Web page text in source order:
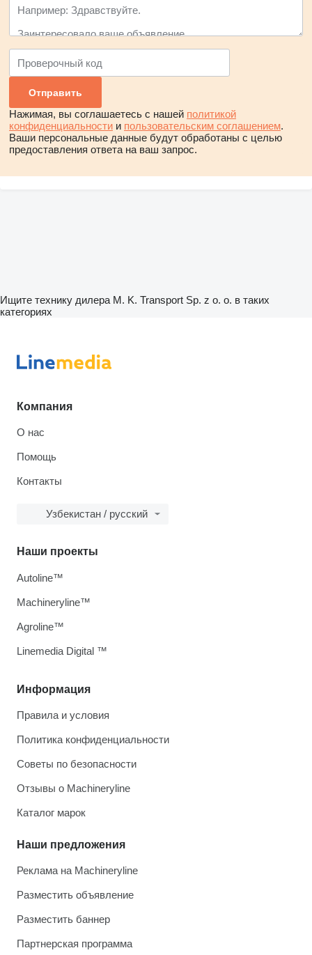
Нажимая, вы соглашаетесь с нашей политикой
конфиденциальности и пользовательским соглашением.
Ваши персональные данные будут обработаны с целью
предоставления ответа на ваш запрос.
Ищите технику дилера M. K. Transport Sp. z o. o. в таких
категориях
Компания
О нас
Помощь
Контакты
Узбекистан / русский
Информация
Правила и условия
Политика конфиденциальности
Советы по безопасности
Отзывы о Machineryline
Каталог марок
Наши предложения
Реклама на Machineryline
Разместить объявление
Разместить баннер
Партнерская программа
Наши проекты
Autoline™
Machineryline™
Agroline™
Linemedia Digital ™